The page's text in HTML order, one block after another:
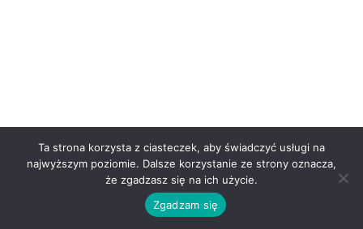
Ta strona korzysta z ciasteczek, aby świadczyć usługi na
najwyższym poziomie. Dalsze korzystanie ze strony oznacza,
że zgadzasz się na ich użycie.
Zgadzam się